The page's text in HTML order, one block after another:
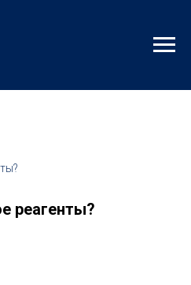
реагенты?